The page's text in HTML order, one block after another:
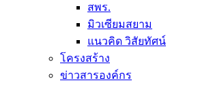
สพร.
มิวเซียมสยาม
แนวคิด วิสัยทัศน์
โครงสร้าง
ข่าวสารองค์กร